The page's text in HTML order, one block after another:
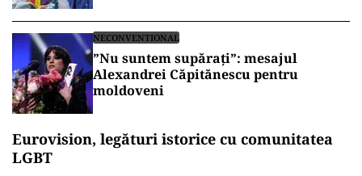
NECONVENTIONAL
”Nu suntem supărați”: mesajul
Alexandrei Căpitănescu pentru
moldoveni
Eurovision, legături istorice cu comunitatea
LGBT